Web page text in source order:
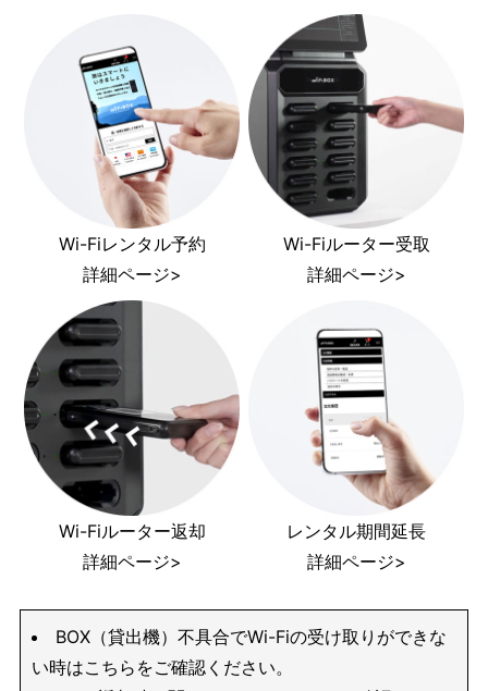
Wi-Fiレンタル予約
詳細ページ>
Wi-Fiルーター受取
詳細ページ>
Wi-Fiルーター返却
詳細ページ>
レンタル期間延長
詳細ページ>
BOX（貸出機）不具合でWi-Fiの受け取りができな
い時はこちらをご確認ください。